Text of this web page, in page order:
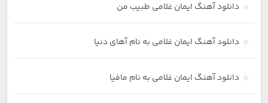
دانلود آهنگ ایمان غلامی طبیب من
دانلود آهنگ ایمان غلامی به نام آهای دنیا
دانلود آهنگ ایمان غلامی به نام مافیا